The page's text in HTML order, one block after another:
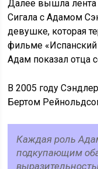
Далее вышла лента
Сигала с Адамом
девушке, которая
фильме
Адам показал отца
В 2005 году
Бертом
Каждая роль
подкупающим